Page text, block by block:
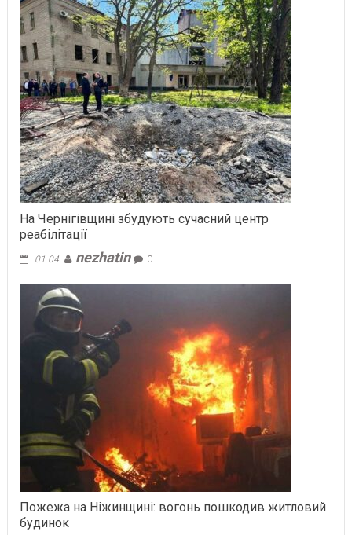
На Чернігівщині збудують сучасний центр
реабілітації
01.04. nezhatin 0
Пожежа на Ніжинщині: вогонь пошкодив житловий
будинок